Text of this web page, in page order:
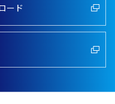
ード